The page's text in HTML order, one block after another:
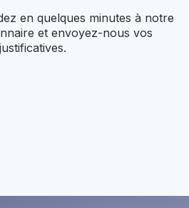
en quelques minutes à notre
et envoyez-nous vos